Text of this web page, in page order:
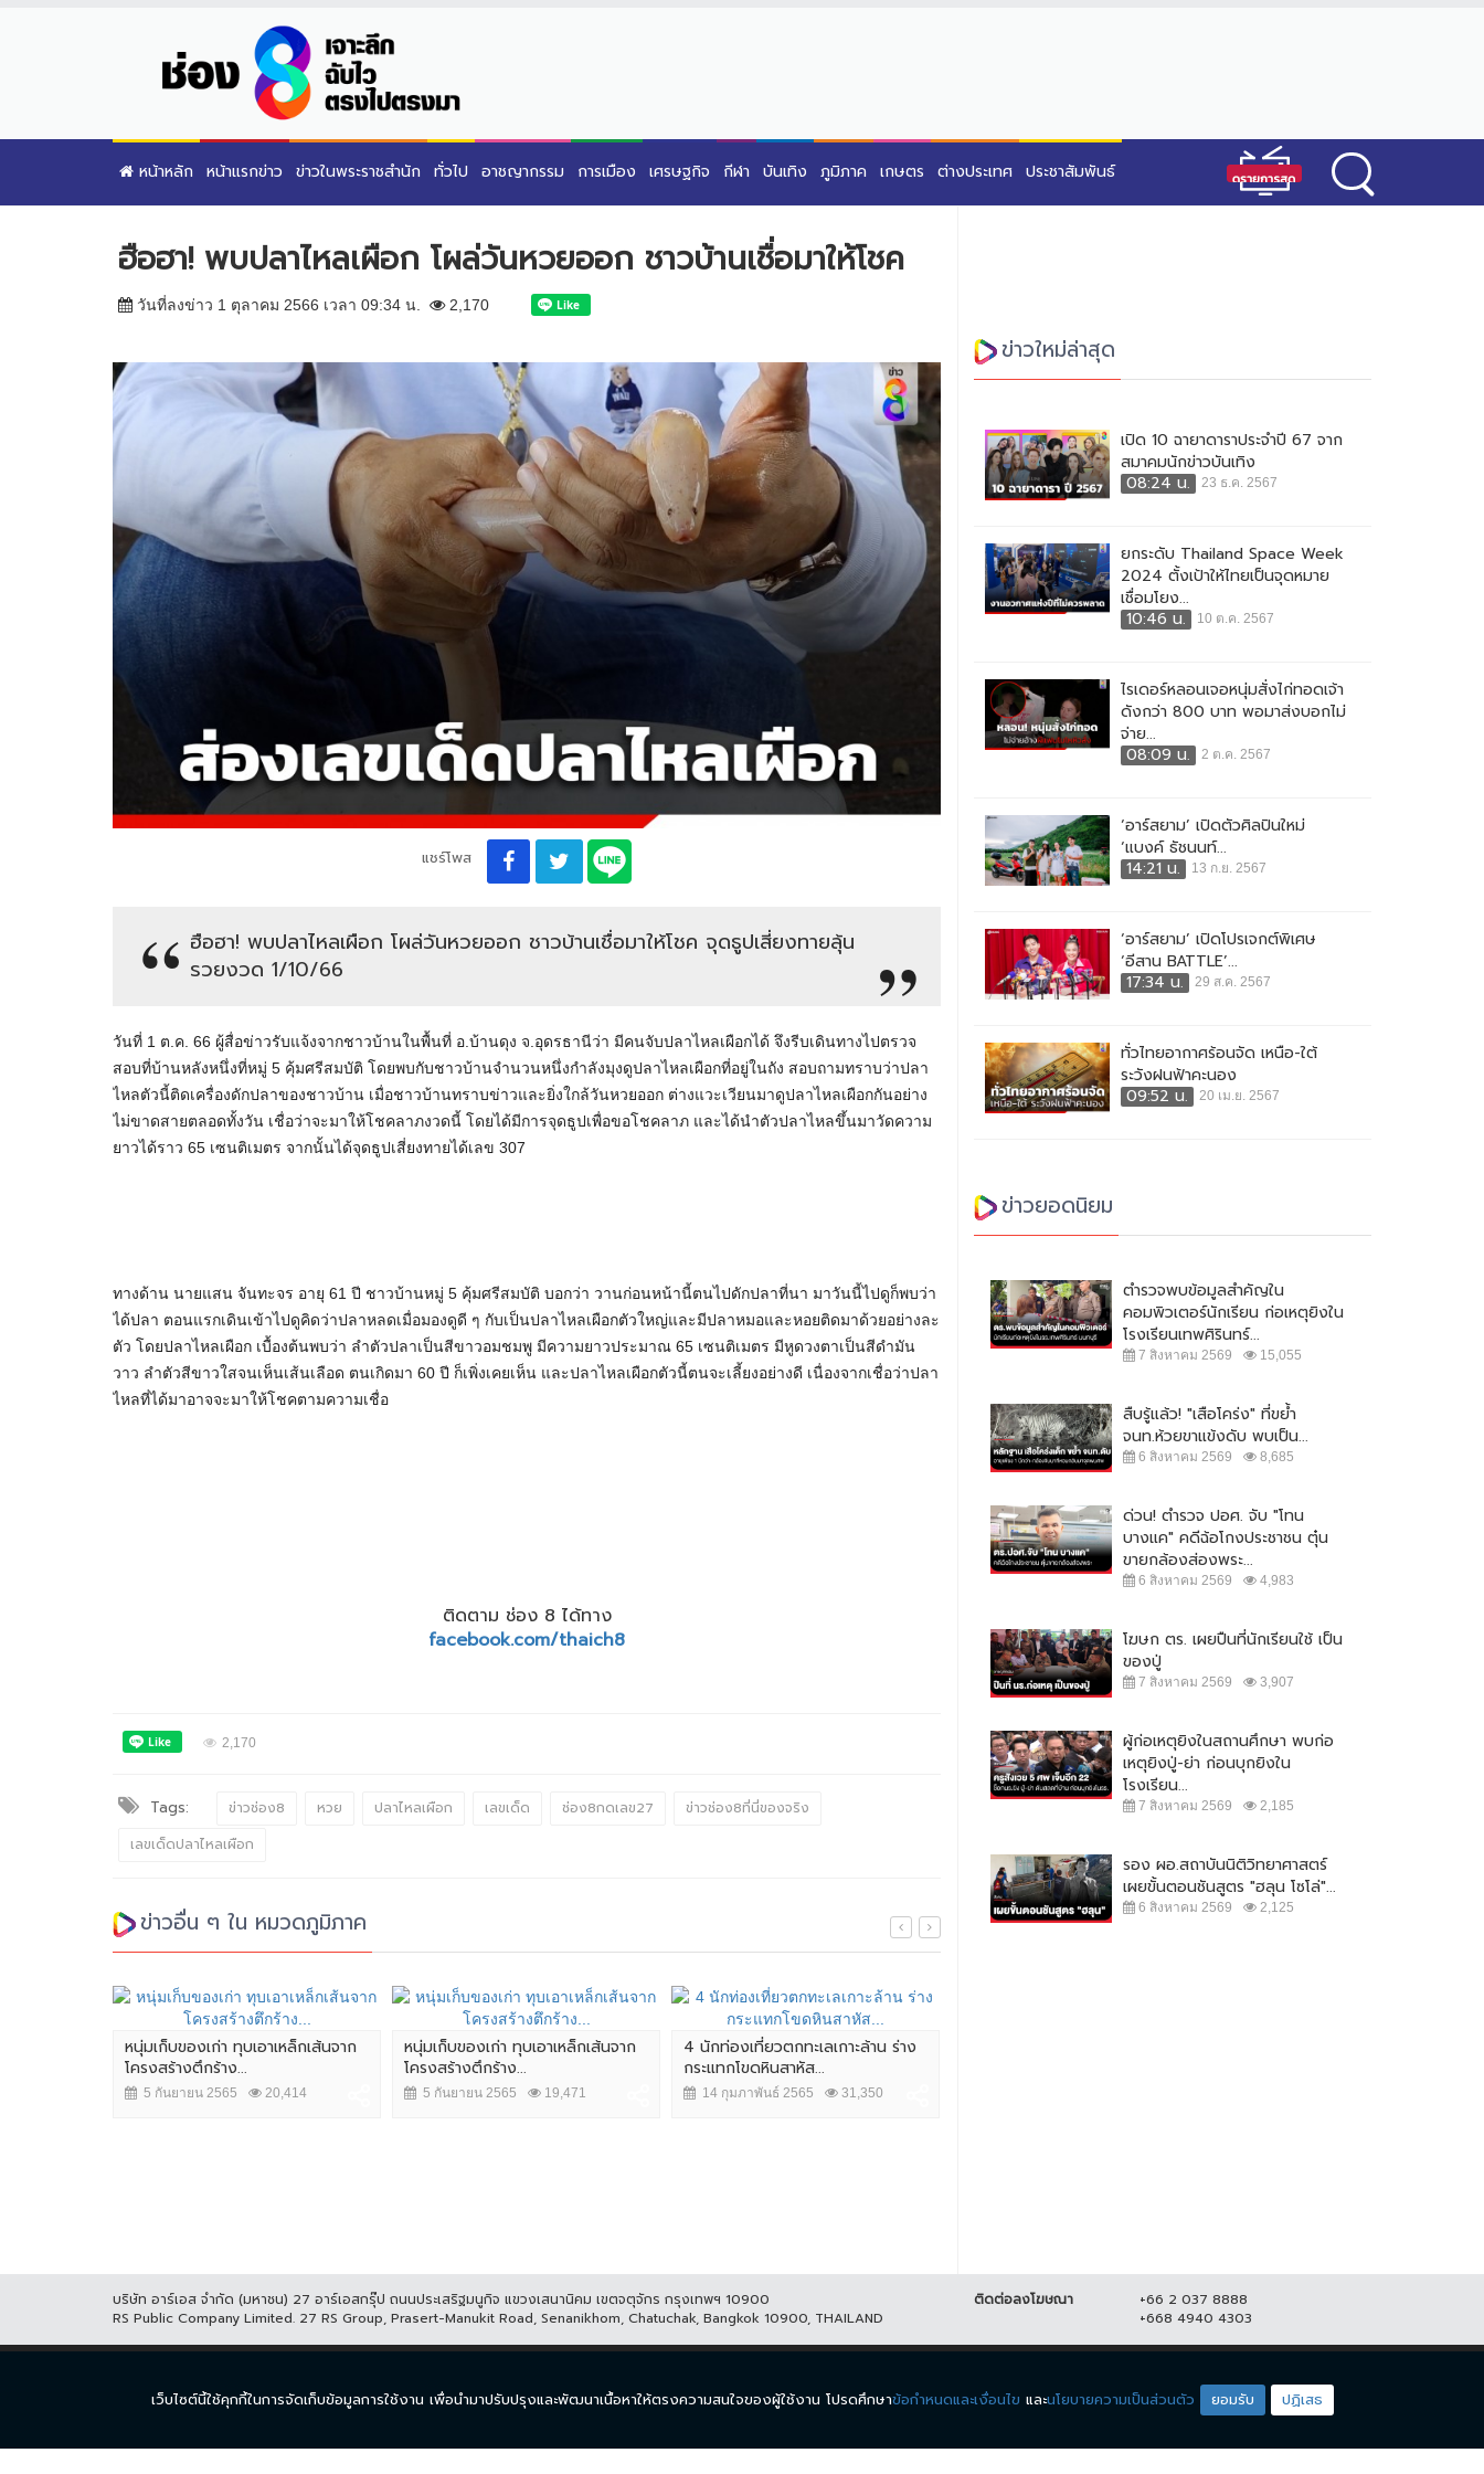
หน้าหลัก หน้าแรกข่าว ข่าวในพระราชสำนัก ทั่วไป อาชญากรรม การเมือง เศรษฐกิจ กีฬา บันเทิง ภูมิภาค เกษตร ต่างประเทศ ประชาสัมพันธ์
ฮือฮา! พบปลาไหลเผือก โผล่วันหวยออก ชาวบ้านเชื่อมาให้โชค
วันที่ลงข่าว 1 ตุลาคม 2566 เวลา 09:34 น. 2,170
แชร์โพส
ฮือฮา! พบปลาไหลเผือก โผล่วันหวยออก ชาวบ้านเชื่อมาให้โชค จุดธูปเสี่ยงทายลุ้น
รวยงวด 1/10/66
วันที่ 1 ต.ค. 66 ผู้สื่อข่าวรับแจ้งจากชาวบ้านในพื้นที่ อ.บ้านดุง จ.อุดรธานีว่า มีคนจับปลาไหลเผือกได้ จึงรีบเดินทางไปตรวจ
สอบที่บ้านหลังหนึ่งที่หมู่ 5 คุ้มศรีสมบัติ โดยพบกับชาวบ้านจำนวนหนึ่งกำลังมุงดูปลาไหลเผือกที่อยู่ในถัง สอบถามทราบว่าปลา
ไหลตัวนี้ติดเครื่องดักปลาของชาวบ้าน เมื่อชาวบ้านทราบข่าวและยิ่งใกล้วันหวยออก ต่างแวะเวียนมาดูปลาไหลเผือกกันอย่าง
ไม่ขาดสายตลอดทั้งวัน เชื่อว่าจะมาให้โชคลาภงวดนี้ โดยได้มีการจุดธูปเพื่อขอโชคลาภ และได้นำตัวปลาไหลขึ้นมาวัดความ
ยาวได้ราว 65 เซนติเมตร จากนั้นได้จุดธูปเสี่ยงทายได้เลข 307
ทางด้าน นายแสน จันทะจร อายุ 61 ปี ชาวบ้านหมู่ 5 คุ้มศรีสมบัติ บอกว่า วานก่อนหน้านี้ตนไปดักปลาที่นา มาวันนี้ไปดูก็พบว่า
ได้ปลา ตอนแรกเดินเข้าไปดูคิดว่าปลาหลดเมื่อมองดูดี ๆ กับเป็นปลาไหลเผือกตัวใหญ่และมีปลาหมอและหอยติดมาด้วยอย่างละ
ตัว โดยปลาไหลเผือก เบื้องต้นพบว่า ลำตัวปลาเป็นสีขาวอมชมพู มีความยาวประมาณ 65 เซนติเมตร มีหูดวงตาเป็นสีดำมัน
วาว ลำตัวสีขาวใสจนเห็นเส้นเลือด ตนเกิดมา 60 ปี ก็เพิ่งเคยเห็น และปลาไหลเผือกตัวนี้ตนจะเลี้ยงอย่างดี เนื่องจากเชื่อว่าปลา
ไหลที่ได้มาอาจจะมาให้โชคตามความเชื่อ
ติดตาม ช่อง 8 ได้ทาง
facebook.com/thaich8
2,170
Tags: ข่าวช่อง8 หวย ปลาไหลเผือก เลขเด็ด ช่อง8กดเลข27
ข่าวช่อง8ที่นี่ของจริง
เลขเด็ดปลาไหลเผือก
ข่าวอื่น ๆ ใน หมวดภูมิภาค
หนุ่มเก็บของเก่า ทุบเอาเหล็กเส้นจาก
โครงสร้างตึกร้าง...
5 กันยายน 2565 20,414
หนุ่มเก็บของเก่า ทุบเอาเหล็กเส้นจาก
โครงสร้างตึกร้าง...
5 กันยายน 2565 19,471
4 นักท่องเที่ยวตกทะเลเกาะล้าน ร่าง
กระแทกโขดหินสาหัส...
14 กุมภาพันธ์ 2565 31,350
ข่าวใหม่ล่าสุด
เปิด 10 ฉายาดาราประจำปี 67 จาก
สมาคมนักข่าวบันเทิง
08:24 น.
23 ธ.ค. 2567
ยกระดับ Thailand Space Week
2024 ตั้งเป้าให้ไทยเป็นจุดหมาย
เชื่อมโยง...
10:46 น.
10 ต.ค. 2567
ไรเดอร์หลอนเจอหนุ่มสั่งไก่ทอดเจ้า
ดังกว่า 800 บาท พอมาส่งบอกไม่
จ่าย...
08:09 น.
2 ต.ค. 2567
‘อาร์สยาม’ เปิดตัวศิลปินใหม่
‘แบงค์ ธัชนนท์...
14:21 น.
13 ก.ย. 2567
‘อาร์สยาม’ เปิดโปรเจกต์พิเศษ
‘อีสาน BATTLE’...
17:34 น.
29 ส.ค. 2567
ทั่วไทยอากาศร้อนจัด เหนือ-ใต้
ระวังฝนฟ้าคะนอง
09:52 น.
20 เม.ย. 2567
ข่าวยอดนิยม
ตำรวจพบข้อมูลสำคัญใน
คอมพิวเตอร์นักเรียน ก่อเหตุยิงใน
โรงเรียนเทพศิรินทร์...
7 สิงหาคม 2569 15,055
สืบรู้แล้ว! "เสือโคร่ง" ที่ขย้ำ
จนท.ห้วยขาแข้งดับ พบเป็น...
6 สิงหาคม 2569 8,685
ด่วน! ตำรวจ ปอศ. จับ "โทน
บางแค" คดีฉ้อโกงประชาชน ตุ๋น
ขายกล้องส่องพระ...
6 สิงหาคม 2569 4,983
โฆษก ตร. เผยปืนที่นักเรียนใช้ เป็น
ของปู่
7 สิงหาคม 2569 3,907
ผู้ก่อเหตุยิงในสถานศึกษา พบก่อ
เหตุยิงปู่-ย่า ก่อนบุกยิงใน
โรงเรียน...
7 สิงหาคม 2569 2,185
รอง ผอ.สถาบันนิติวิทยาศาสตร์
เผยขั้นตอนชันสูตร "ฮลุน โซโล่"...
6 สิงหาคม 2569 2,125
บริษัท อาร์เอส จำกัด (มหาชน) 27 อาร์เอสกรุ๊ป ถนนประเสริฐมนูกิจ แขวงเสนานิคม เขตจตุจักร กรุงเทพฯ 10900
RS Public Company Limited. 27 RS Group, Prasert-Manukit Road, Senanikhom, Chatuchak, Bangkok 10900, THAILAND
ติดต่อลงโฆษณา
+66 2 037 8888
+668 4940 4303
ละคร มีเดียโซน
เว็บไซต์นี้ใช้คุกกี้ในการจัดเก็บข้อมูลการใช้งาน เพื่อนำมาปรับปรุงและพัฒนาเนื้อหาให้ตรงความสนใจของผู้ใช้งาน โปรดศึกษาข้อกำหนดและเงื่อนไข และนโยบายความเป็นส่วนตัว ยอมรับ ปฏิเสธ